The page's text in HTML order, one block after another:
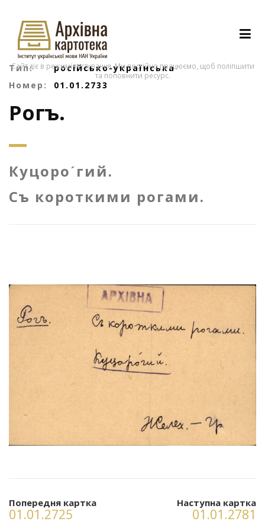
Сайт діє в режимі тестування. Ми постійно працюємо, щоб поліпшити
та поповнити ресурс.
Тип:
російсько-українська
Номер:
01.01.2733
Рогъ.
Куцороˊгий.
Съ короткими рогами.
Попередня картка
01.01.2725
Наступна картка
01.01.2781